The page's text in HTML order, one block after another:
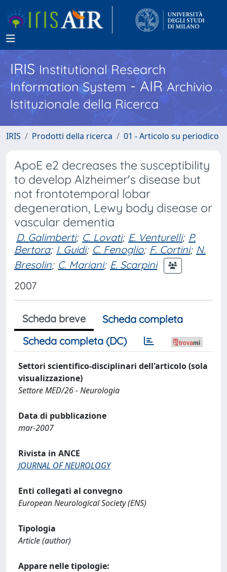
IRISInstitutional Research
Information System - AIR Archivio
Istituzionale della Ricerca
IRIS Prodotti della ricerca 01 - Articolo su periodico
ApoE e2 decreases the susceptibility
to develop Alzheimer's disease but
not frontotemporal lobar
degeneration, Lewy body disease or
vascular dementia
D. Galimberti; C. Lovati; E. Venturelli; P.
Bertora; I. Guidi; C. Fenoglio; F. Cortini; N.
Bresolin; C. Mariani; E. Scarpini
2007
Scheda breve
Scheda completa
Scheda completa (DC)
Settori scientifico-disciplinari dell'articolo (sola
visualizzazione)
Settore MED/26 - Neurologia
Data di pubblicazione
mar-2007
Rivista in ANCE
JOURNAL OF NEUROLOGY
Enti collegati al convegno
European Neurological Society (ENS)
Tipologia
Article (author)
Appare nelle tipologie: